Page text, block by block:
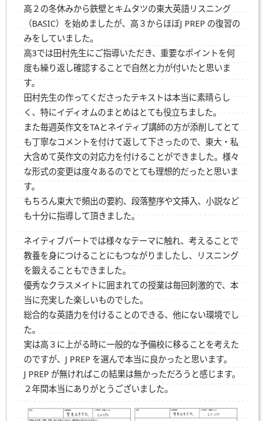
高２の冬休みから鉄壁とキムタツの東大英語リスニング
（BASIC）を始めましたが、高３からほぼJ PREP の復習の
みをしていました。
高3では田村先生にご指導いただき、重要なポイントを何
度も繰り返し確認することで自然と力が付いたと思いま
す。
田村先生の作ってくださったテキストは本当に素晴らし
く、特にイディオムのまとめはとても役立ちました。
また毎週英作文をTAとネイティブ講師の方が添削してとて
も丁寧なコメントを付けて返して下さったので、東大・私
大含めて英作文の対応力を付けることができました。様々
な形式の変更は度々あるのでとても理想的だったと思いま
す。
もちろん東大で頻出の要約、段落整序や文挿入、小説など
も十分に指導して頂きました。
ネイティブパートでは様々なテーマに触れ、考えることで
教養を身につけることにもつながりましたし、リスニング
を鍛えることもできました。
優秀なクラスメイトに囲まれての授業は毎回刺激的で、本
当に充実した楽しいものでした。
総合的な英語力を付けることのできる、他にない環境でし
た。
実は高３に上がる時に一般的な予備校に移ることを考えた
のですが、 J PREP を選んで本当に良かったと思います。
J PREP が無ければこの結果は無かっただろうと感じます。
２年間本当にありがとうございました。